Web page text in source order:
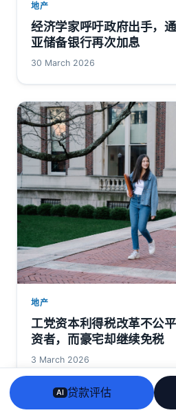
地产
经济学家呼吁政府出手，
亚储备银行再次加息
30 March 2026
地产
工党资本利得税改革不公
资者，而豪宅却继续免税
3 March 2026
AI 贷款评估